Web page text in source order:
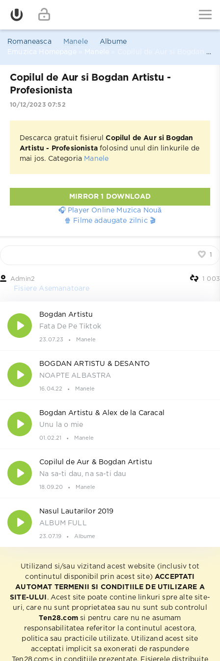
Romaneasca Manele
Albume
Emuzica Homepage
Manele
Copilul de Aur si Bogdan Artistu -
Profesionista
10/12/2023 07:52
Descarca gratuit fisierulCopilul de Aur si Bogdan
Artistu - Profesionistafolosind unul din linkurile de
mai jos. Categoria Manele
MIRROR 1 DOWNLOAD
🎧 Player Online Muzica Nouă
🍿 Filme adaugate zilnic 🎬
1
Admin2 1 003
Fisiere Asemanatoare
Bogdan Artistu
Fata De Pe Tiktok
23.07.23 Manele
BOGDAN ARTISTU & DESANTO
NOAPTE ALBASTRA
16.04.22 Manele
Bogdan Artistu & Alex de la Caracal
Unu la o mie
01.02.21 Manele
Copilul de Aur & Bogdan Artistu
Na sa-ti dau, na sa-ti dau
18.09.20 Manele
Nasul Lautarilor 2019
ALBUM FULL
23.07.19 Albume
Utilizand si/sau vizitand acest website (inclusiv tot
continutul disponibil prin acest site) ACCEPTATI
AUTOMAT TERMENII SI CONDITIILE DE UTILIZARE A
SITE-ULUI
. Acest site poate contine linkuri spre alte site-
uri, care nu sunt proprietatea sau nu sunt sub controlul
Ten28.comsi pentru care nu ne asumam
responsabilitatea referitor la continutul acestora,
politica sau practicile utilizate. Utilizand acest site
acceptati implicit sa exonerati de raspundere
Ten28.com< in conditiile prezentate. Fisierele distribuite